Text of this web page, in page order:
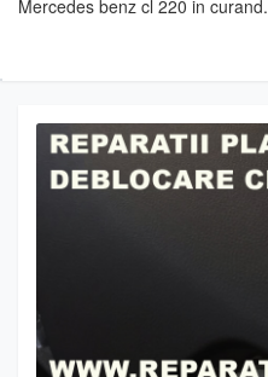
Mercedes benz cl 220 in curand.